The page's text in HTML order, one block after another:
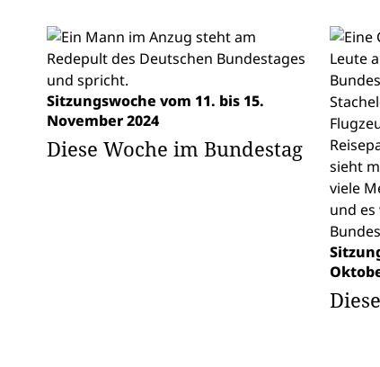
Sitzungswoche vom 11. bis 15.
November 2024
Diese Woche im Bundestag